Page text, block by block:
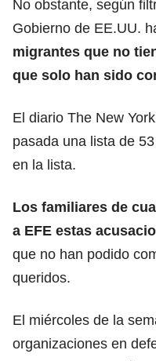
No obstante, según
Gobierno de EE.UU.
migrantes que no
que solo han sido
El diario The New
pasada una lista de
en la lista.
Los familiares de
a EFE estas
que no han podido
queridos.
El miércoles de la
organizaciones en